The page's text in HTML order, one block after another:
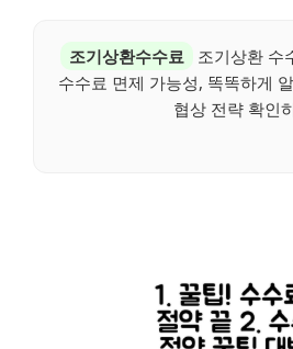
조기상환수수료
조기상환 수
수수료 면제 가능성, 똑똑하게
협상 전략 확인